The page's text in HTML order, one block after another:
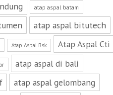
atap aspal batam
atap aspal bitutech
Atap Aspal Bsk Atap Aspal Cti
atap aspal di bali
atap aspal gelombang